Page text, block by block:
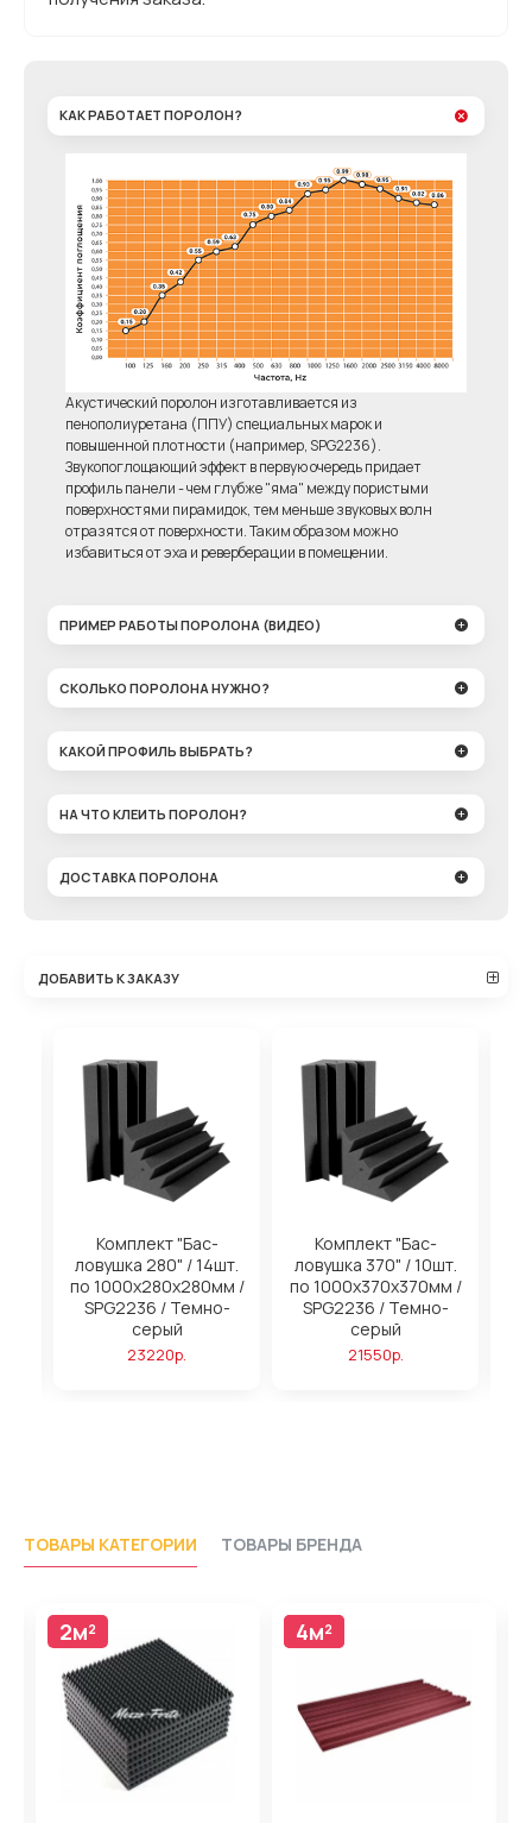
КАК РАБОТАЕТ ПОРОЛОН?
Акустический поролон изготавливается из
пенополиуретана (ППУ) специальных марок и
повышенной плотности (например, SPG2236).
Звукопоглощающий эффект в первую очередь придает
профиль панели - чем глубже "яма" между пористыми
поверхностями пирамидок, тем меньше звуковых волн
отразятся от поверхности. Таким образом можно
избавиться от эха и реверберации в помещении.
ПРИМЕР РАБОТЫ ПОРОЛОНА (ВИДЕО)
СКОЛЬКО ПОРОЛОНА НУЖНО?
КАКОЙ ПРОФИЛЬ ВЫБРАТЬ?
НА ЧТО КЛЕИТЬ ПОРОЛОН?
ДОСТАВКА ПОРОЛОНА
ДОБАВИТЬ К ЗАКАЗУ
Комплект "Бас-
ловушка 280" / 14шт.
по 1000х280х280мм /
SPG2236 / Темно-
серый
23220р.
Комплект "Бас-
ловушка 370" / 10шт.
по 1000х370х370мм /
SPG2236 / Темно-
серый
21550р.
ТОВАРЫ КАТЕГОРИИ ТОВАРЫ БРЕНДА
2м² 4м²
4м²